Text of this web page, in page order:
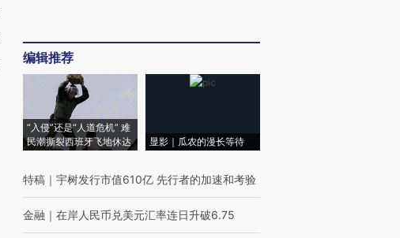
编辑推荐
“入侵”还是“人道危机” 难
民潮撕裂西班牙飞地休达
显影｜瓜农的漫长等待
特稿 ｜ 宇树发行市值610亿 先行者的加速和考验
金融 ｜ 在岸人民币兑美元汇率连日升破6.75